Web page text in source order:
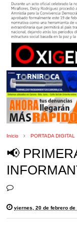
Inicio PORTADA DIGITAL
📢
viernes, 20 de febrero de